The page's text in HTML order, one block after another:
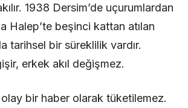
1938 Dersim’de uçurumlardan
Halep’te beşinci kattan atılan
tarihsel bir süreklilik vardır.
erkek akıl değişmez.
bir haber olarak tüketilemez.